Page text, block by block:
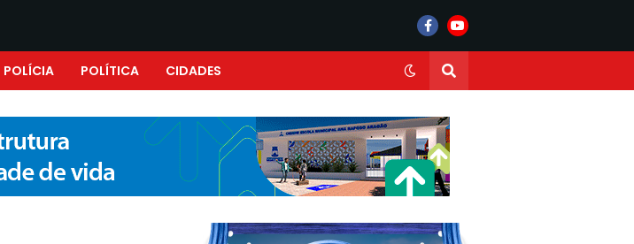
POLÍCIA POLÍTICA CIDADES